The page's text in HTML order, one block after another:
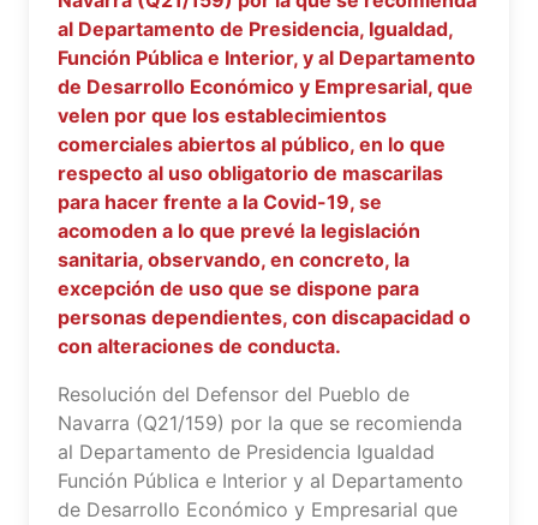
al Departamento de Presidencia, Igualdad,
Función Pública e Interior, y al Departamento
de Desarrollo Económico y Empresarial, que
velen por que los establecimientos
comerciales abiertos al público, en lo que
respecto al uso obligatorio de mascarilas
para hacer frente a la Covid-19, se
acomoden a lo que prevé la legislación
sanitaria, observando, en concreto, la
excepción de uso que se dispone para
personas dependientes, con discapacidad o
con alteraciones de conducta.
Resolución del Defensor del Pueblo de
Navarra (Q21/159) por la que se recomienda
al Departamento de Presidencia Igualdad
Función Pública e Interior y al Departamento
de Desarrollo Económico y Empresarial que